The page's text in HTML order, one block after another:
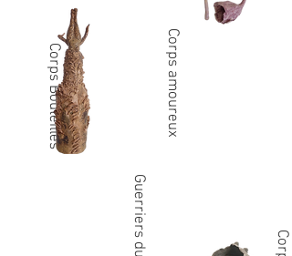
Corps Bouteilles Corps amoureux